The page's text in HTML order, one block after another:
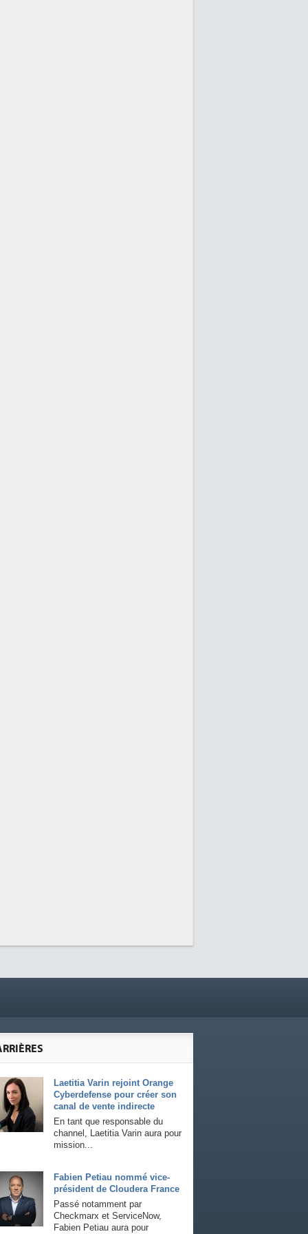
Laetitia Varin rejoint Orange
Cyberdefense pour créer son
canal de vente indirecte
En tant que responsable du
channel, Laetitia Varin aura pour
mission...
Fabien Petiau nommé vice-
président de Cloudera France
Passé notamment par
Checkmarx et ServiceNow,
Fabien Petiau aura pour